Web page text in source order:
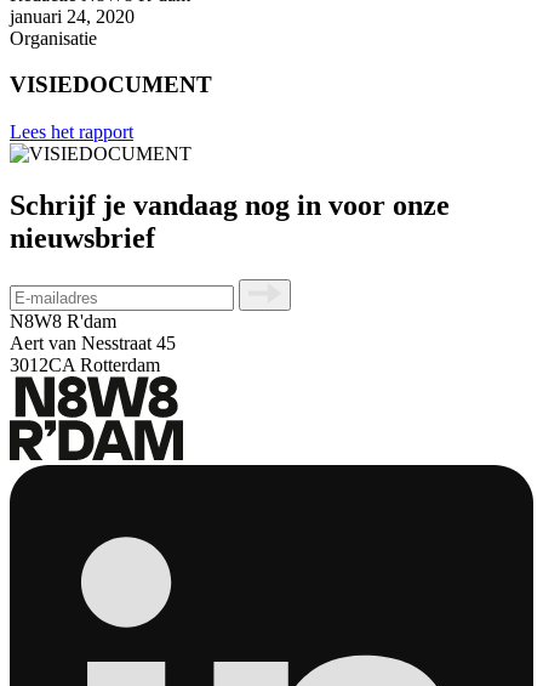
januari 24, 2020
Organisatie
VISIEDOCUMENT
Lees het rapport
Schrijf je vandaag nog in voor onze
nieuwsbrief
N8W8 R'dam
Aert van Nesstraat 45
3012CA Rotterdam